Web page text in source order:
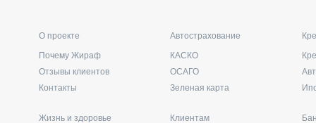
О проекте
Почему Жираф
Отзывы клиентов
Контакты
Автострахование
КАСКО
ОСАГО
Зеленая карта
Жизнь и здоровье Клиентам